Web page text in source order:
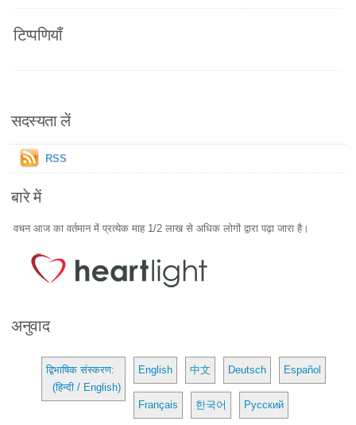
टिप्पणियाँ
सदस्यता लें
RSS
बारे में
वचन आज का वर्तमान में प्रत्येक माह 1/2 लाख से अधिक लोगों द्वारा पढ़ा जारा है।
अनुवाद
द्विभाषिक संस्करण:
(हिन्दी / English)
English 中文 Deutsch Español
Français 한국어 Русский